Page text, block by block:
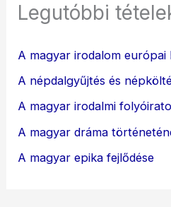
Legutóbbi
A magyar irodalom európai
A népdalgyűjtés és
A magyar irodalmi
A magyar dráma
A magyar epika fejlődése